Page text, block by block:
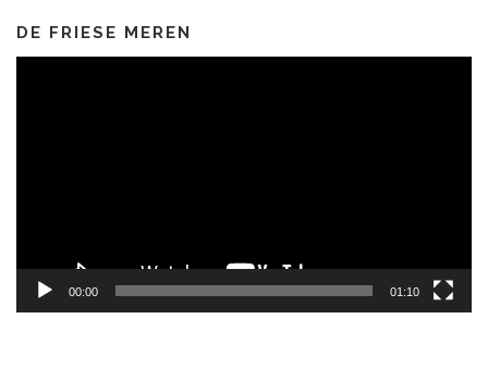
DE FRIESE MEREN
00:00 01:10